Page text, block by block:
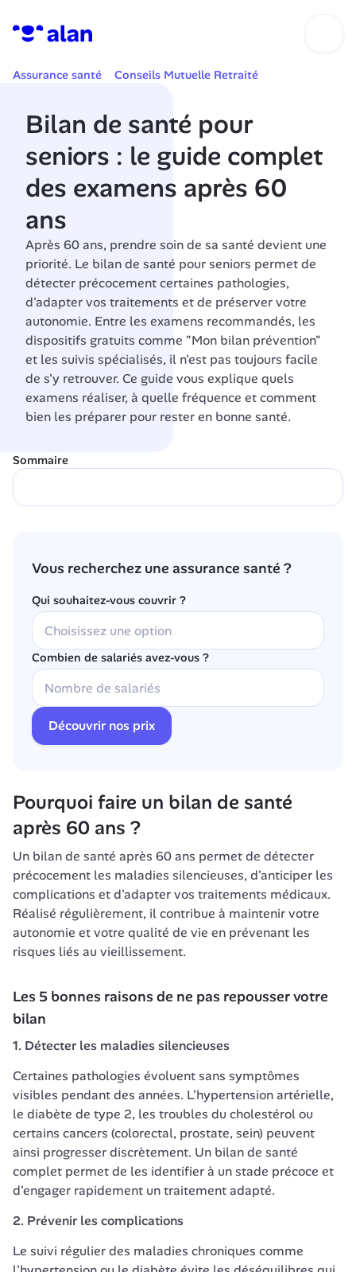
Assurance santé Conseils Mutuelle Retraité
Bilan de santé pour
seniors : le guide complet
des examens après 60
ans
Après 60 ans, prendre soin de sa santé devient une
priorité. Le bilan de santé pour seniors permet de
détecter précocement certaines pathologies,
d'adapter vos traitements et de préserver votre
autonomie. Entre les examens recommandés, les
dispositifs gratuits comme "Mon bilan prévention"
et les suivis spécialisés, il n'est pas toujours facile
de s'y retrouver. Ce guide vous explique quels
examens réaliser, à quelle fréquence et comment
bien les préparer pour rester en bonne santé.
Sommaire
Vous recherchez une assurance santé ?
Qui souhaitez-vous couvrir ?
Combien de salariés avez-vous ?
Découvrir nos prix
Pourquoi faire un bilan de santé
après 60 ans ?
Un bilan de santé après 60 ans permet de détecter
précocement les maladies silencieuses, d'anticiper les
complications et d'adapter vos traitements médicaux.
Réalisé régulièrement, il contribue à maintenir votre
autonomie et votre qualité de vie en prévenant les
risques liés au vieillissement.
Les 5 bonnes raisons de ne pas repousser votre
bilan
1. Détecter les maladies silencieuses
Certaines pathologies évoluent sans symptômes
visibles pendant des années. L'hypertension artérielle,
le diabète de type 2, les troubles du cholestérol ou
certains cancers (colorectal, prostate, sein) peuvent
ainsi progresser discrètement. Un bilan de santé
complet permet de les identifier à un stade précoce et
d'engager rapidement un traitement adapté.
2. Prévenir les complications
Le suivi régulier des maladies chroniques comme